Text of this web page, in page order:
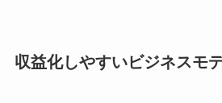
収益化しやすいビジネスモ